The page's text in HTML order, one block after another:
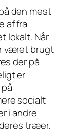
den mest
af fra
lokalt. Når
været brugt
der på
er
socialt
i andre
træer.